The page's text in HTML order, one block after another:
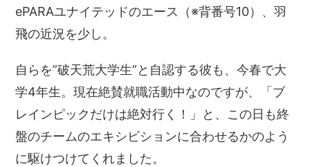
ePARAユナイテッドのエース（※背番号10）、羽
飛の近況を少し。
自らを”破天荒大学生”と自認する彼も、今春で大
学4年生。現在絶賛就職活動中なのですが、「ブ
レインピックだけは絶対行く！」と、この日も終
盤のチームのエキシビションに合わせるかのよう
に駆けつけてくれました。